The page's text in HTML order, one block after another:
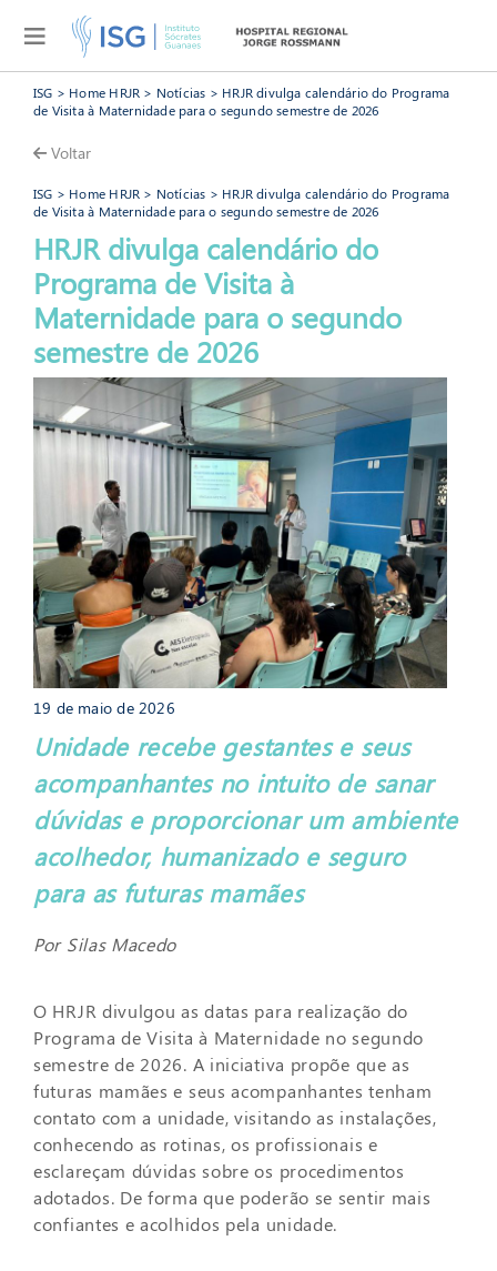
ISG > Home HRJR > Notícias > HRJR divulga calendário do Programa
de Visita à Maternidade para o segundo semestre de 2026
Voltar
ISG > Home HRJR > Notícias > HRJR divulga calendário do Programa
de Visita à Maternidade para o segundo semestre de 2026
HRJR divulga calendário do
Programa de Visita à
Maternidade para o segundo
semestre de 2026HRJR
19 de maio de 2026
Unidade recebe gestantes e seus
acompanhantes no intuito de sanar
dúvidas e proporcionar um ambiente
acolhedor, humanizado e seguro
para as futuras mamães
Por Silas Macedo
O HRJR divulgou as datas para realização do
Programa de Visita à Maternidade no segundo
semestre de 2026. A iniciativa propõe que as
futuras mamães e seus acompanhantes tenham
contato com a unidade, visitando as instalações,
conhecendo as rotinas, os profissionais e
esclareçam dúvidas sobre os procedimentos
adotados. De forma que poderão se sentir mais
confiantes e acolhidos pela unidade.